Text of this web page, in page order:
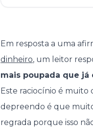
Em resposta a uma
dinheiro, um leitor
mais poupada que
Este raciocínio é muito
depreendo é que
regrada porque isso